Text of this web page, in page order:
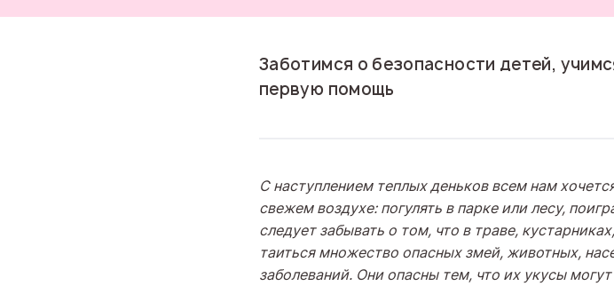
Заботимся о безопасности детей,
первую помощь
С наступлением теплых деньков всем нам
свежем воздухе: погулять в парке или лесу,
следует забывать о том, что в траве,
таиться множество опасных змей, животных,
заболеваний. Они опасны тем, что их укусы